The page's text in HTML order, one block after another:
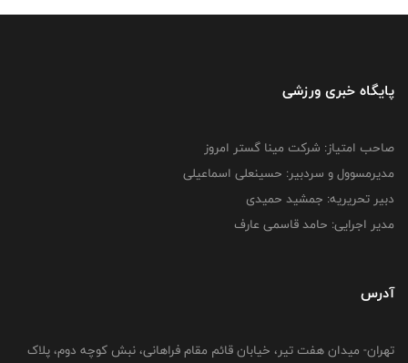
پایگاه خبری ورزشی
صاحب امتیاز: شرکت مینا گستر امروز
مدیرمسوول و سردبیر: حسینعلی اسماعیلی
دبیر تحریریه: جمشید حمیدی
مدیر اجرایی: حامد قاسمی عارف
آدرس
تهران- میدان هفت تیر، خیابان قائم مقام فراهانی، نبش کوچه دوم، پلاک